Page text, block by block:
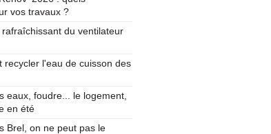
vos travaux ?
du ventilateur
recycler l'eau de cuisson des
eaux, foudre... le logement,
en été
Brel, on ne peut pas le